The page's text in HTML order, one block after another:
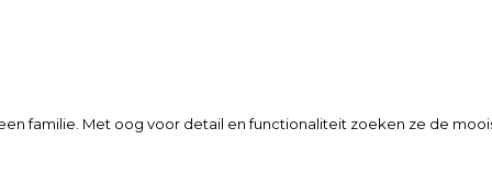
familie. Met oog voor detail en functionaliteit zoeken ze de